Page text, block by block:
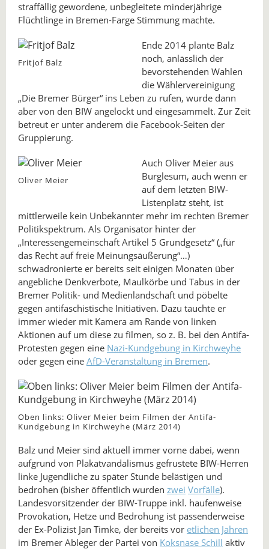
straffällig gewordene, unbegleitete minderjährige
Flüchtlinge in Bremen-Farge Stimmung machte.
Fritjof Balz
Ende 2014 plante Balz
noch, anlässlich der
bevorstehenden Wahlen
die Wählervereinigung
„Die Bremer Bürger“ ins Leben zu rufen, wurde dann
aber von den BIW angelockt und eingesammelt. Zur Zeit
betreut er unter anderem die Facebook-Seiten der
Gruppierung.
Oliver Meier
Auch Oliver Meier aus
Burglesum, auch wenn er
auf dem letzten BIW-
Listenplatz steht, ist
mittlerweile kein Unbekannter mehr im rechten Bremer
Politikspektrum. Als Organisator hinter der
„Interessengemeinschaft Artikel 5 Grundgesetz“ („für
das Recht auf freie Meinungsäußerung“…)
schwadronierte er bereits seit einigen Monaten über
angebliche Denkverbote, Maulkörbe und Tabus in der
Bremer Politik- und Medienlandschaft und pöbelte
gegen antifaschistische Initiativen. Dazu tauchte er
immer wieder mit Kamera am Rande von linken
Aktionen auf um diese zu filmen, so z. B. bei den Antifa-
Protesten gegen eine Nazi-Kundgebung in Kirchweyhe
oder gegen eine AfD-Veranstaltung in Bremen.
Oben links: Oliver Meier beim Filmen der Antifa-
Kundgebung in Kirchweyhe (März 2014)
Balz und Meier sind aktuell immer vorne dabei, wenn
aufgrund von Plakatvandalismus gefrustete BIW-Herren
linke Jugendliche zu später Stunde belästigen und
bedrohen (bisher öffentlich wurden zwei Vorfälle).
Landesvorsitzender der BIW-Truppe inkl. haufenweise
Provokation, Hetze und Bedrohung ist passenderweise
der Ex-Polizist Jan Timke, der bereits vor etlichen Jahren
im Bremer Ableger der Partei von Koksnase Schill aktiv